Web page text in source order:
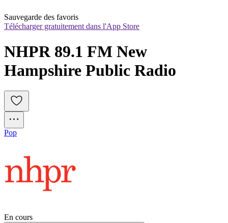
Sauvegarde des favoris
Télécharger gratuitement dans l'App Store
NHPR 89.1 FM New
Hampshire Public Radio
Pop
En cours